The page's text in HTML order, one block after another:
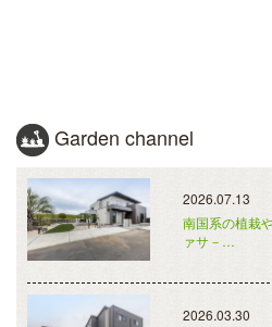
Garden channel
2026.07.13
南国系の植栽
ァサ－…
2026.03.30